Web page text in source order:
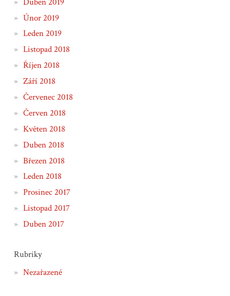
Únor 2019
Leden 2019
Listopad 2018
Říjen 2018
Září 2018
Červenec 2018
Červen 2018
Květen 2018
Duben 2018
Březen 2018
Leden 2018
Prosinec 2017
Listopad 2017
Duben 2017
Rubriky
Nezařazené